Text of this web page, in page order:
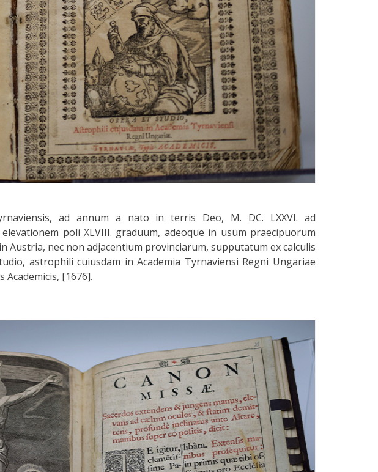
ad annum a nato in terris Deo, M. DC. LXXVI. ad
poli XLVIII. graduum, adeoque in usum praecipuorum
Austria, nec non adjacentium provinciarum, supputatum ex calculis
astrophili cuiusdam in Academia Tyrnaviensi Regni Ungariae
[1676].